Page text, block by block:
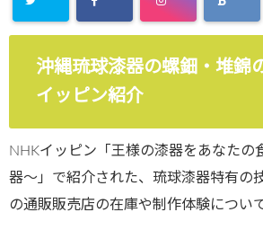
沖縄琉球漆器の螺鈿・堆錦
イッピン紹介
NHKイッピン「王様の漆器をあなたの
器～」で紹介された、琉球漆器特有の
の通販販売店の在庫や制作体験につい